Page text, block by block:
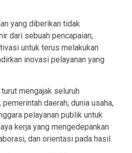
yang diberikan tidak
dari sebuah pencapaian,
untuk terus melakukan
inovasi pelayanan yang
mengajak seluruh
daerah, dunia usaha,
pelayanan publik untuk
kerja yang mengedepankan
dan orientasi pada hasil.